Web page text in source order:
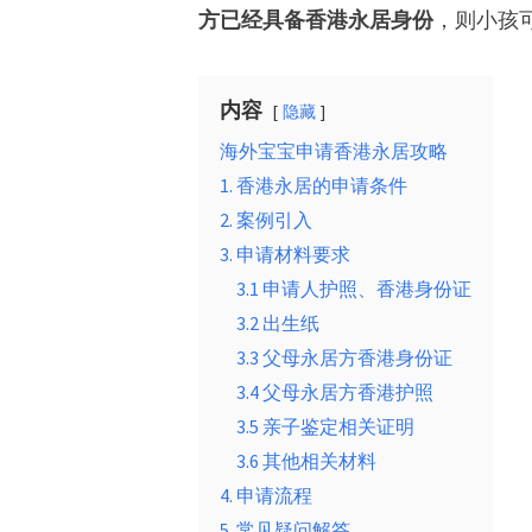
方已经具备香港永居身份，则小孩
内容 隐藏
海外宝宝申请香港永居攻略
1. 香港永居的申请条件
2. 案例引入
3. 申请材料要求
3.1 申请人护照、香港身份证
3.2 出生纸
3.3 父母永居方香港身份证
3.4 父母永居方香港护照
3.5 亲子鉴定相关证明
3.6 其他相关材料
4. 申请流程